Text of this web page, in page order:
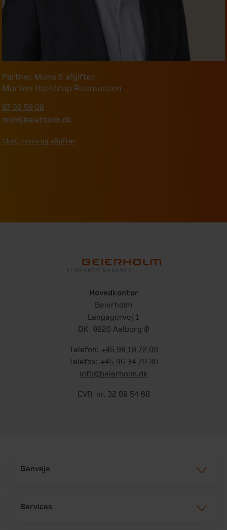
Partner, Moms & afgifter
Morten Hæstrup Rasmussen
87 32 59 08
moh@beierholm.dk
Skat, moms og afgifter
Hovedkontor
Beierholm
Langagervej 1
DK-9220 Aalborg Ø
Telefon: +45 98 18 72 00
Telefax: +45 96 34 79 30
info@beierholm.dk
CVR-nr. 32 89 54 68
Genveje
Services